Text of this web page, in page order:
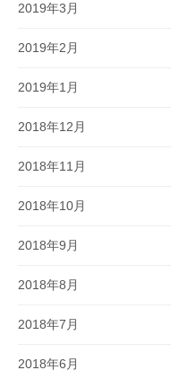
2019年3月
2019年2月
2019年1月
2018年12月
2018年11月
2018年10月
2018年9月
2018年8月
2018年7月
2018年6月